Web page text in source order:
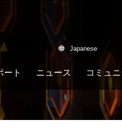
Japanese
ート ニュース コミュ